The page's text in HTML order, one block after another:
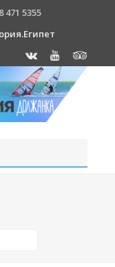
471 5355